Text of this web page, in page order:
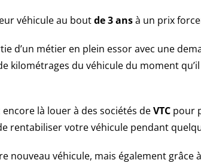
véhicule au boutde 3 ansà un prix
d’un métier en plein essor avec une
kilométrages du véhicule du moment
là louer à des sociétés deVTC pour
rentabiliser votre véhicule pendant
nouveau véhicule, mais également